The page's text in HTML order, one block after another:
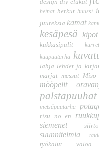
design diy elukat
heinät herkut huussi
juureksia kamat
kesäpesä
kukkasipulit kurret
kuupuutarha
lahja lehdet ja kirjat
marjat messut Miso
mööpelit
palstapuuhat
metsäpuutarha
risu no en
siemenet
suunnitelmia
työkalut valoa